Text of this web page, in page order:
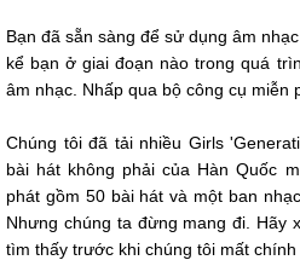
Bạn đã sẵn sàng để sử dụng âm
kể bạn ở giai đoạn nào trong quá
âm nhạc. Nhấp qua bộ công cụ miễn
Chúng tôi đã tải nhiều Girls
bài hát không phải của Hàn Quốc
phát gồm 50 bài hát và một ban
Nhưng chúng ta đừng mang đi. Hãy
tìm thấy trước khi chúng tôi mất chính